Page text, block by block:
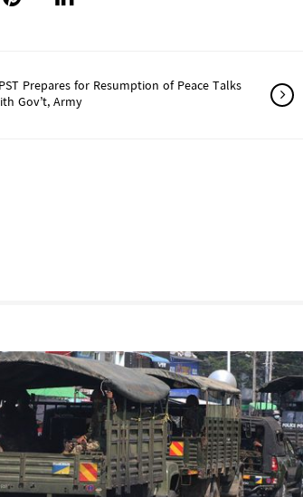
Prepares for Resumption of Peace Talks
Gov’t, Army